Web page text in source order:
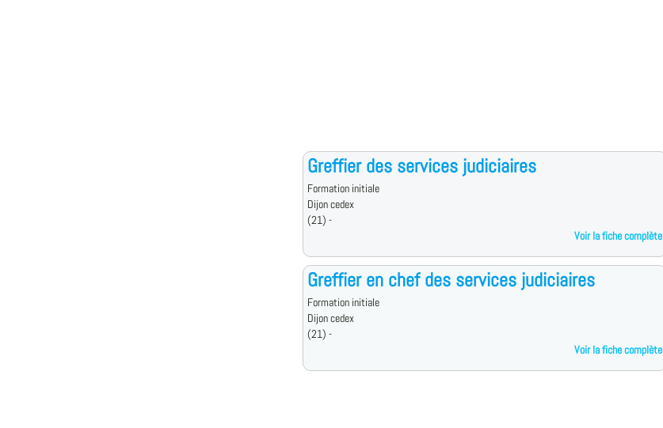
Greffier des services judiciaires
Formation initiale
Dijon cedex
(21) -
Voir la fiche complète
Greffier en chef des services judiciaires
Formation initiale
Dijon cedex
(21) -
Voir la fiche complète